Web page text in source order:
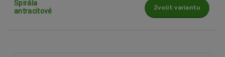
Zvolit variantu